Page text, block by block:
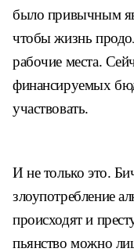
было привычным
чтобы жизнь
рабочие места.
финансируемых
участвовать.
И не только это.
злоупотребление
происходят и
пьянство можно